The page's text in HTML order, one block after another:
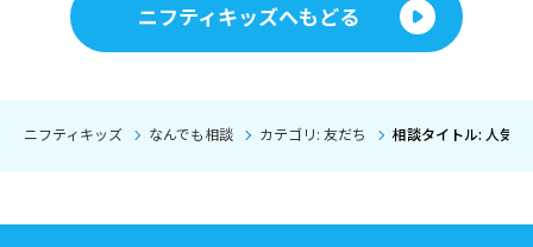
ニフティキッズへもどる
ニフティキッズ なんでも相談 カテゴリ: 友だち 相談タイトル: 人気な